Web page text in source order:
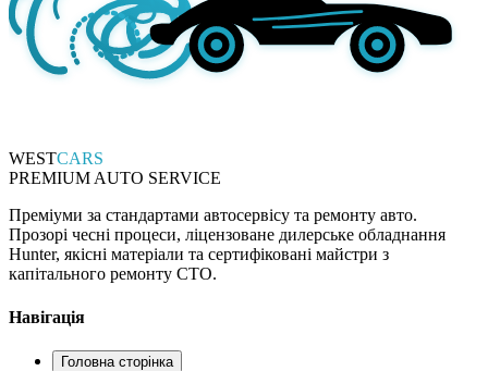
WESTCARS
PREMIUM AUTO SERVICE
Преміуми за стандартами автосервісу та ремонту авто.
Прозорі чесні процеси, ліцензоване дилерське обладнання
Hunter, якісні матеріали та сертифіковані майстри з
капітального ремонту СТО.
Навігація
Головна сторінка